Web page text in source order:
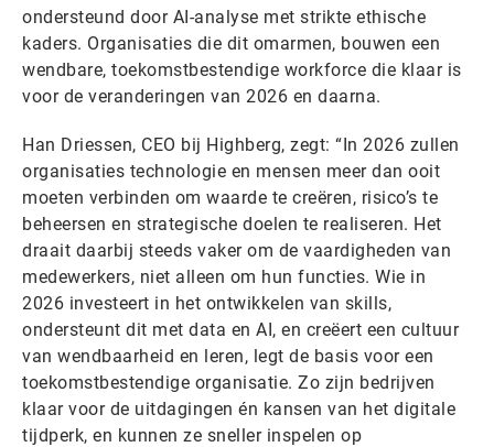
ondersteund door AI-analyse met strikte ethische
kaders. Organisaties die dit omarmen, bouwen een
wendbare, toekomstbestendige workforce die klaar is
voor de veranderingen van 2026 en daarna.
Han Driessen, CEO bij Highberg, zegt: “In 2026 zullen
organisaties technologie en mensen meer dan ooit
moeten verbinden om waarde te creëren, risico’s te
beheersen en strategische doelen te realiseren. Het
draait daarbij steeds vaker om de vaardigheden van
medewerkers, niet alleen om hun functies. Wie in
2026 investeert in het ontwikkelen van skills,
ondersteunt dit met data en AI, en creëert een cultuur
van wendbaarheid en leren, legt de basis voor een
toekomstbestendige organisatie. Zo zijn bedrijven
klaar voor de uitdagingen én kansen van het digitale
tijdperk, en kunnen ze sneller inspelen op